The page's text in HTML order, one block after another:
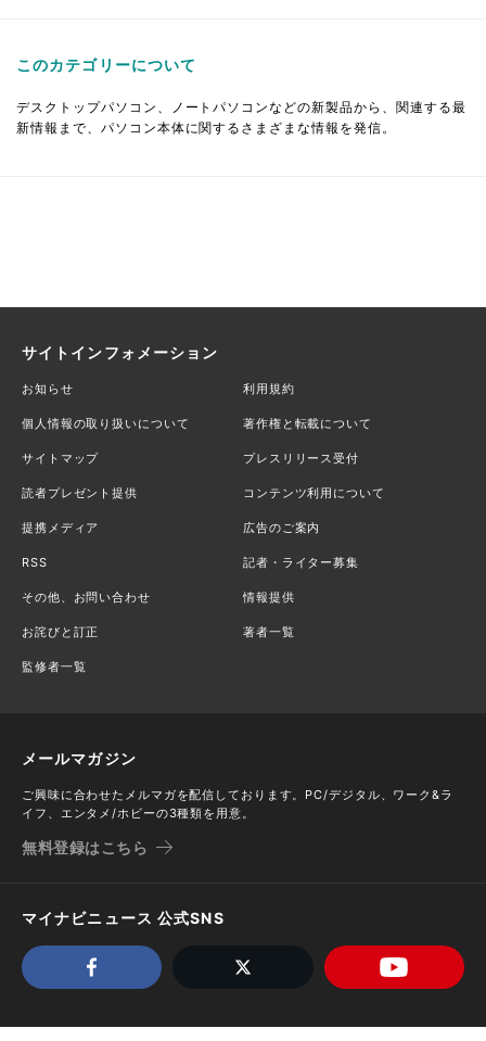
このカテゴリーについて
デスクトップパソコン、ノートパソコンなどの新製品から、関連する最
新情報まで、パソコン本体に関するさまざまな情報を発信。
サイトインフォメーション
お知らせ 利用規約
個人情報の取り扱いについて 著作権と転載について
サイトマップ プレスリリース受付
読者プレゼント提供 コンテンツ利用について
提携メディア 広告のご案内
RSS 記者・ライター募集
その他、お問い合わせ 情報提供
お詫びと訂正 著者一覧
監修者一覧
メールマガジン
ご興味に合わせたメルマガを配信しております。PC/デジタル、ワーク&ラ
イフ、エンタメ/ホビーの3種類を用意。
無料登録はこちら
マイナビニュース 公式SNS